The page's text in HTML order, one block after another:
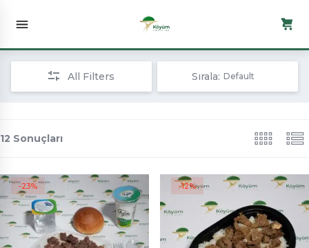
All Filters Sırala: Default
12 Sonuçları
-23% -12%